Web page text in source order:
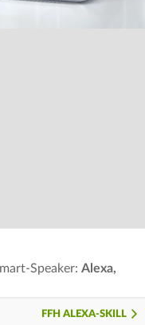
Speaker: Alexa,
FFH ALEXA-SKILL